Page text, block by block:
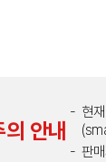
안내
현
판